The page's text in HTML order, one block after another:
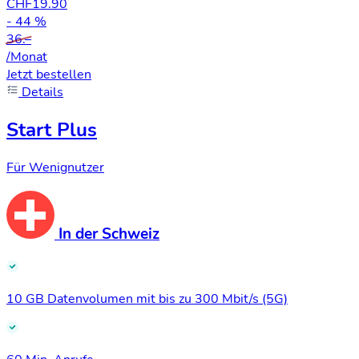
CHF19.90
- 44 %
36.–
/Monat
Jetzt bestellen
Details
Start Plus
Für Wenignutzer
In der Schweiz
10 GB Datenvolumen mit bis zu 300 Mbit/s (5G)